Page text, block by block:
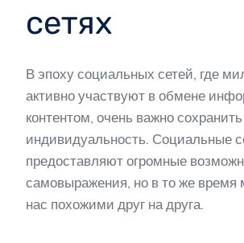
сетях
В эпоху социальных сетей, где
активно участвуют в обмене
контентом, очень важно
индивидуальность. Социальные
предоставляют огромные
самовыражения, но в то же время
нас похожими друг на друга.